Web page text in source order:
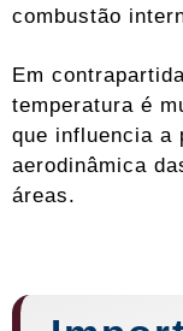
combustão
Em
temperatura é
que influencia a
aerodinâmica
áreas.